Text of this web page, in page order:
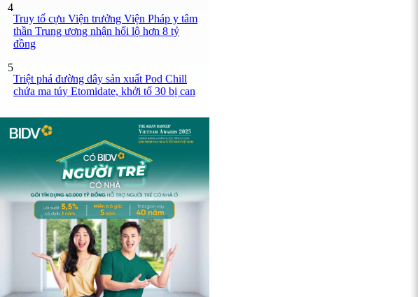
4
Truy tố cựu Viện trưởng Viện Pháp y tâm
thần Trung ương nhận hối lộ hơn 8 tỷ
đồng
5
Triệt phá đường dây sản xuất Pod Chill
chứa ma túy Etomidate, khởi tố 30 bị can